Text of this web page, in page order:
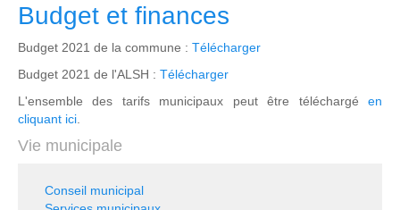
Budget et finances
Budget 2021 de la commune : Télécharger
Budget 2021 de l'ALSH : Télécharger
L'ensemble des tarifs municipaux peut être téléchargé en
cliquant ici
Vie municipale
Conseil municipal